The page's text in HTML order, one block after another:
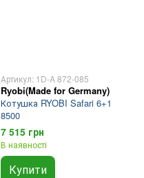
Артикул: 1D-A 872-085
Ryobi(Made for Germany)
Котушка RYOBI Safari 6+1
8500
7 515 грн
В наявності
Купити